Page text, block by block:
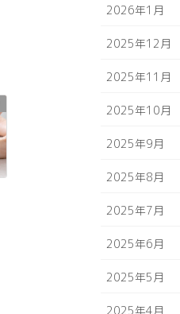
2026年1月
2025年12月
2025年11月
2025年10月
2025年9月
2025年8月
2025年7月
2025年6月
2025年5月
2025年4月